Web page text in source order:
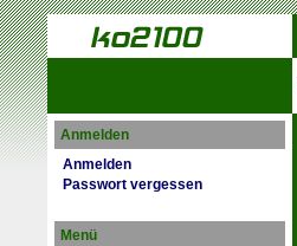
Anmelden
Anmelden
Passwort vergessen
Menü